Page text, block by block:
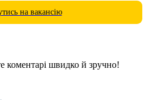
на вакансію
коментарі швидко й зручно!